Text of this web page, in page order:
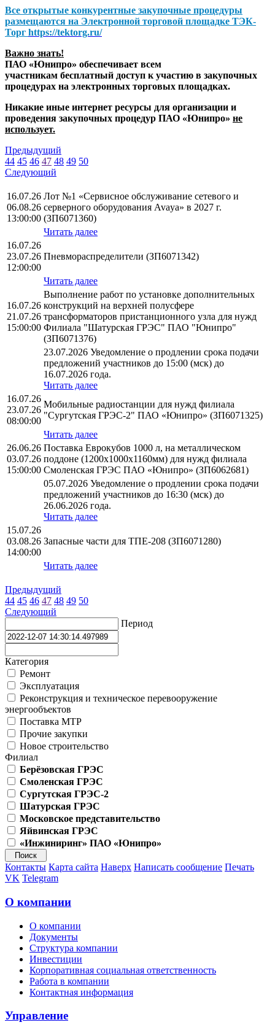
Все открытые конкурентные закупочные процедуры
размещаются на Электронной торговой площадке ТЭК-
Торг https://tektorg.ru/
Важно знать!
ПАО «Юнипро» обеспечивает всем
участникам бесплатный доступ к участию в закупочных
процедурах на электронных торговых площадках.
Никакие иные интернет ресурсы для организации и
проведения закупочных процедур ПАО «Юнипро» не
использует.
Предыдущий
44 45 46 47 48 49 50
Следующий
16.07.26
06.08.26
13:00:00
Лот №1 «Сервисное обслуживание сетевого и
серверного оборудования Avaya» в 2027 г.
(ЗП6071360)
Читать далее
16.07.26
23.07.26
12:00:00
Пневмораспределители (ЗП6071342)
Читать далее
16.07.26
21.07.26
15:00:00
Выполнение работ по установке дополнительных
конструкций на верхней полусфере
трансформаторов пристанционного узла для нужд
Филиала "Шатурская ГРЭС" ПАО "Юнипро"
(ЗП6071376)
23.07.2026 Уведомление о продлении срока подачи
предложений участников до 15:00 (мск) до
16.07.2026 года.
Читать далее
16.07.26
23.07.26
08:00:00
Мобильные радиостанции для нужд филиала
"Сургутская ГРЭС-2" ПАО «Юнипро» (ЗП6071325)
Читать далее
26.06.26
03.07.26
15:00:00
Поставка Еврокубов 1000 л, на металлическом
поддоне (1200х1000х1160мм) для нужд филиала
Смоленская ГРЭС ПАО «Юнипро» (ЗП6062681)
05.07.2026 Уведомление о продлении срока подачи
предложений участников до 16:30 (мск) до
26.06.2026 года.
Читать далее
15.07.26
03.08.26
14:00:00
Запасные части для ТПЕ-208 (ЗП6071280)
Читать далее
Предыдущий
44 45 46 47 48 49 50
Следующий
Период
Категория
Ремонт
Эксплуатация
Реконструкция и техническое перевооружение
энергообъектов
Поставка МТР
Прочие закупки
Новое строительство
Филиал
Берёзовская ГРЭС
Смоленская ГРЭС
Сургутская ГРЭС-2
Шатурская ГРЭС
Московское представительство
Яйвинская ГРЭС
«Инжиниринг» ПАО «Юнипро»
Контакты Карта сайта Наверх Написать сообщение Печать
VK Telegram
О компании
О компании
Документы
Структура компании
Инвестиции
Корпоративная социальная ответственность
Работа в компании
Контактная информация
Управление